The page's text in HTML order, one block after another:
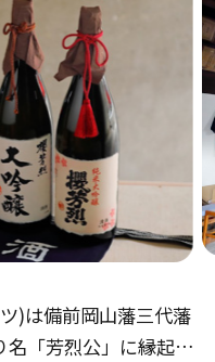
)は備前岡山藩三代藩
「芳烈公」に縁起物